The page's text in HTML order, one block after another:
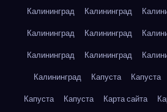
Калининград
Калининград
Калининград
Калининград
Калининград
Калининград
Калининград
Капуста Капуста
Капуста
Капуста Карта сайта